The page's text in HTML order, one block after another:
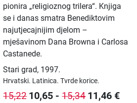
pionira „religioznog trilera“. Knjiga
se i danas smatra Benediktovim
najutjecajnijim djelom –
mješavinom Dana Browna i Carlosa
Castanede.
Stari grad, 1997.
Hrvatski. Latinica.Tvrde korice.
15,22 10,65 -15,34 11,46 €